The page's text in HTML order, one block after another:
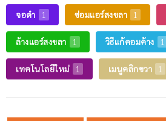
จอดำ 1 ซ่อมแอร์สงขลา 1
ล้างแอร์สงขลา 1 วิธีแก้คอมค้าง 1
เทคโนโลยีใหม่ 1 เมนูคลิกขวา 1